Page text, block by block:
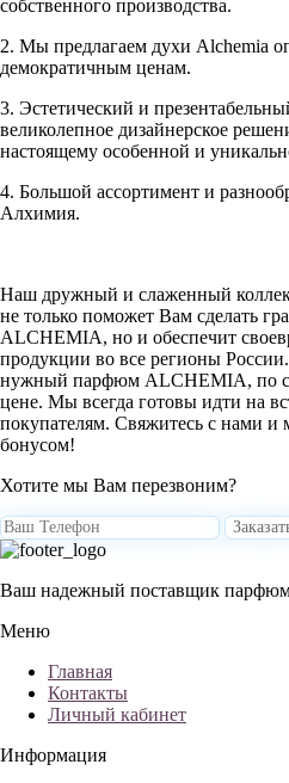
собственного производства.
2. Мы предлагаем духи Alchemia
демократичным ценам.
3. Эстетический и
великолепное дизайнерское
настоящему особенной и
4. Большой ассортимент и
Алхимия.
Наш дружный и слаженный
не только поможет Вам сделать
ALCHEMIA, но и обеспечит
продукции во все регионы
нужный парфюм ALCHEMIA, по
цене. Мы всегда готовы идти на
покупателям. Свяжитесь с нами
бонусом!
Хотите мы Вам перезвоним?
Ваш надежный поставщик
Меню
Главная
Контакты
Личный кабинет
Информация